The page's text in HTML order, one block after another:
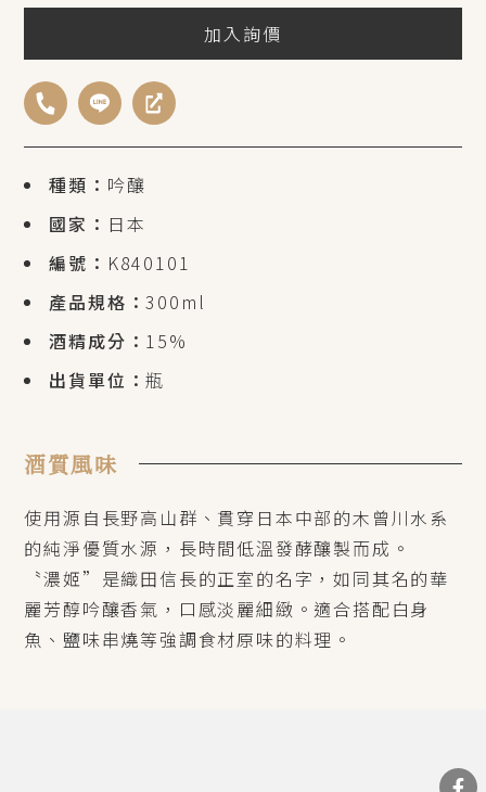
種類： 吟釀
國家： 日本
編號： K840101
產品規格：300ml
酒精成分： 15%
出貨單位：瓶
加入詢價
酒質風味
使用源自長野高山群、貫穿日本中部的木曾川水系
的純淨優質水源，長時間低溫發酵釀製而成。
〝濃姬”是織田信長的正室的名字，如同其名的華
麗芳醇吟釀香氣，口感淡麗細緻。適合搭配白身
魚、鹽味串燒等強調食材原味的料理。